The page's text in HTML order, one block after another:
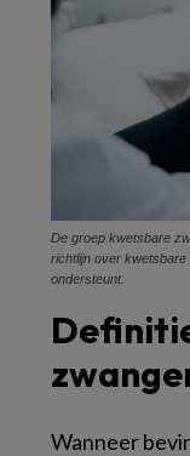
De groep kwetsbare
richtlijn over kwetsbare
ondersteunt.
Wanneer